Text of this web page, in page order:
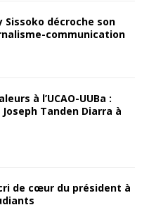
Sissoko décroche son
communication
à l’UCAO-UUBa :
Tanden Diarra à
de cœur du président à